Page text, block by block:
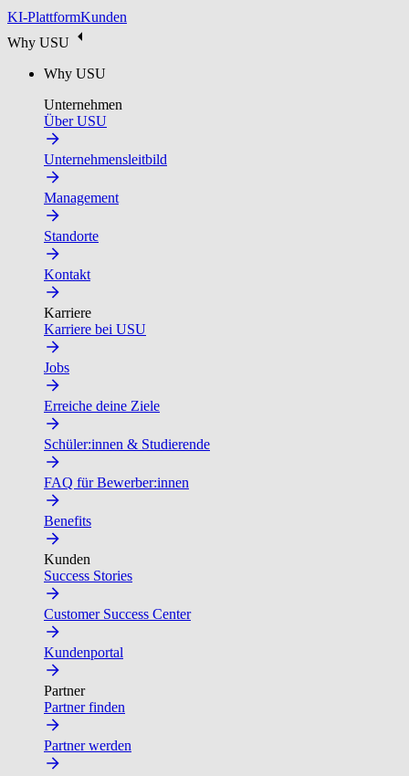
KI-PlattformKunden
Why USU
Why USU
Unternehmen
Über USU
Unternehmensleitbild
Management
Standorte
Kontakt
Karriere
Karriere bei USU
Jobs
Erreiche deine Ziele
Schüler:innen & Studierende
FAQ für Bewerber:innen
Benefits
Kunden
Success Stories
Customer Success Center
Kundenportal
Partner
Partner finden
Partner werden